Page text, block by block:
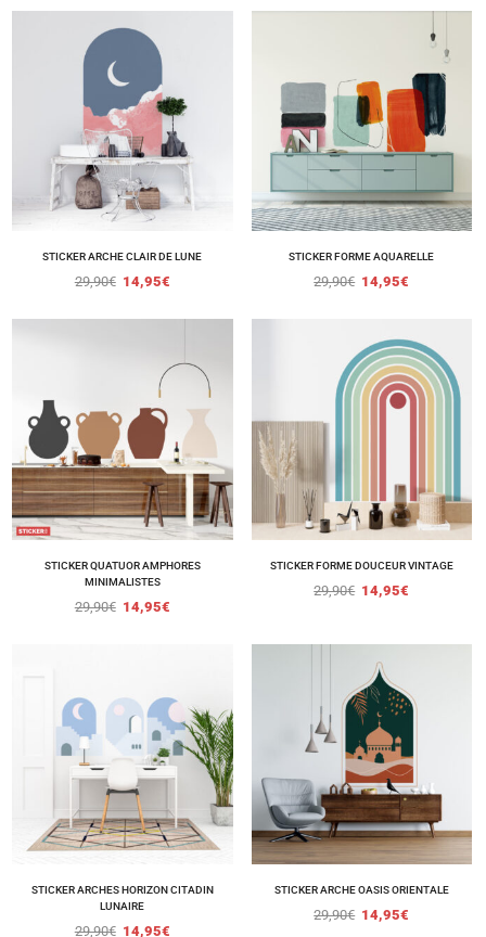
STICKER ARCHE CLAIR DE LUNE
29,90€ 14,95€
STICKER FORME AQUARELLE
29,90€ 14,95€
STICKER QUATUOR AMPHORES
MINIMALISTES
29,90€ 14,95€
STICKER FORME DOUCEUR VINTAGE
29,90€ 14,95€
STICKER ARCHES HORIZON CITADIN
LUNAIRE
29,90€ 14,95€
STICKER ARCHE OASIS ORIENTALE
29,90€ 14,95€